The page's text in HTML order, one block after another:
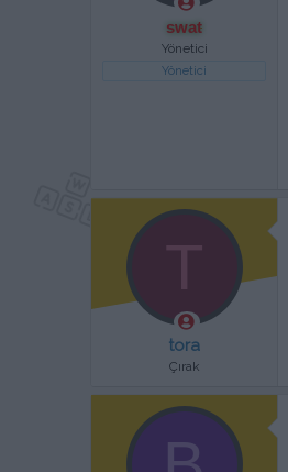
swat
Yönetici
Yönetici
T
tora
Çırak